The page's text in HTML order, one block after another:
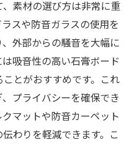
音響設計
る心の安らぎ
例紹介
素材の選び方は非常に重
スや防音ガラスの使用を
外部からの騒音を大幅に
吸音性の高い石膏ボード
とがおすすめです。これ
プライバシーを確保でき
マットや防音カーペット
わりを軽減できます。こ